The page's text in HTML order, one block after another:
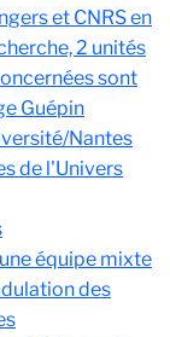
et CNRS en
2 unités
sont
Guépin
Nantes
de l'Univers
équipe mixte
des